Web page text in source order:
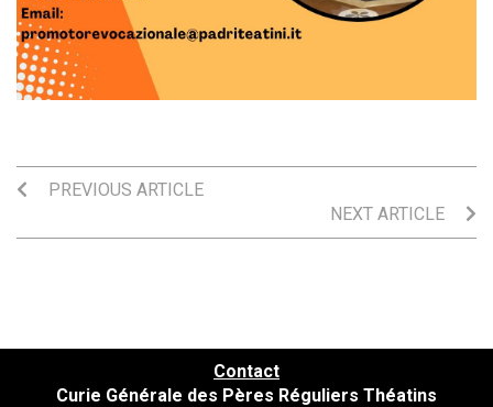
PREVIOUS ARTICLE
NEXT ARTICLE
Contact
Curie Générale des Pères Réguliers Théatins